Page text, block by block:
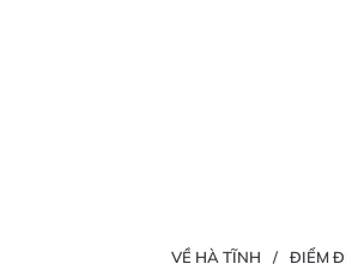
VỀ HÀ TĨNH ĐIỂM